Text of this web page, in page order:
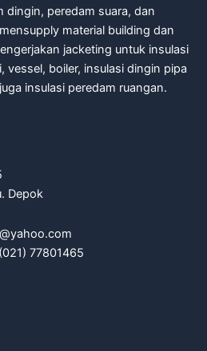
dingin, peredam suara, dan
material building dan
jacketing untuk insulasi
vessel, boiler, insulasi dingin pipa
insulasi peredam ruangan.
Depok
77801465